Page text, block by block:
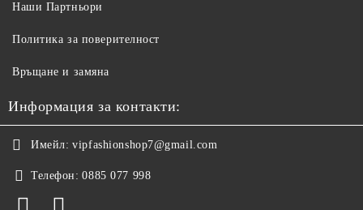
Наши Партньори
Политика за поверителност
Връщане и замяна
Информация за контакти:
Имейл: vipfashionshop7@gmail.com
Телефон: 0885 077 998